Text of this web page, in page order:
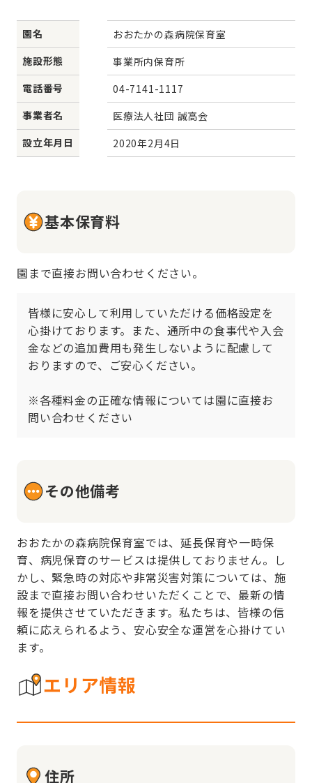
園名
おおたかの森病院保育室
施設形態
事業所内保育所
電話番号
04-7141-1117
事業者名
医療法人社団 誠高会
設立年月日
2020年2月4日
基本保育料
園まで直接お問い合わせください。
皆様に安心して利用していただける価格設定を
心掛けております。また、通所中の食事代や入会
金などの追加費用も発生しないように配慮して
おりますので、ご安心ください。
※各種料金の正確な情報については園に直接お
問い合わせください
その他備考
おおたかの森病院保育室では、延長保育や一時保
育、病児保育のサービスは提供しておりません。し
かし、緊急時の対応や非常災害対策については、施
設まで直接お問い合わせいただくことで、最新の情
報を提供させていただきます。私たちは、皆様の信
頼に応えられるよう、安心安全な運営を心掛けてい
ます。
エリア情報
住所